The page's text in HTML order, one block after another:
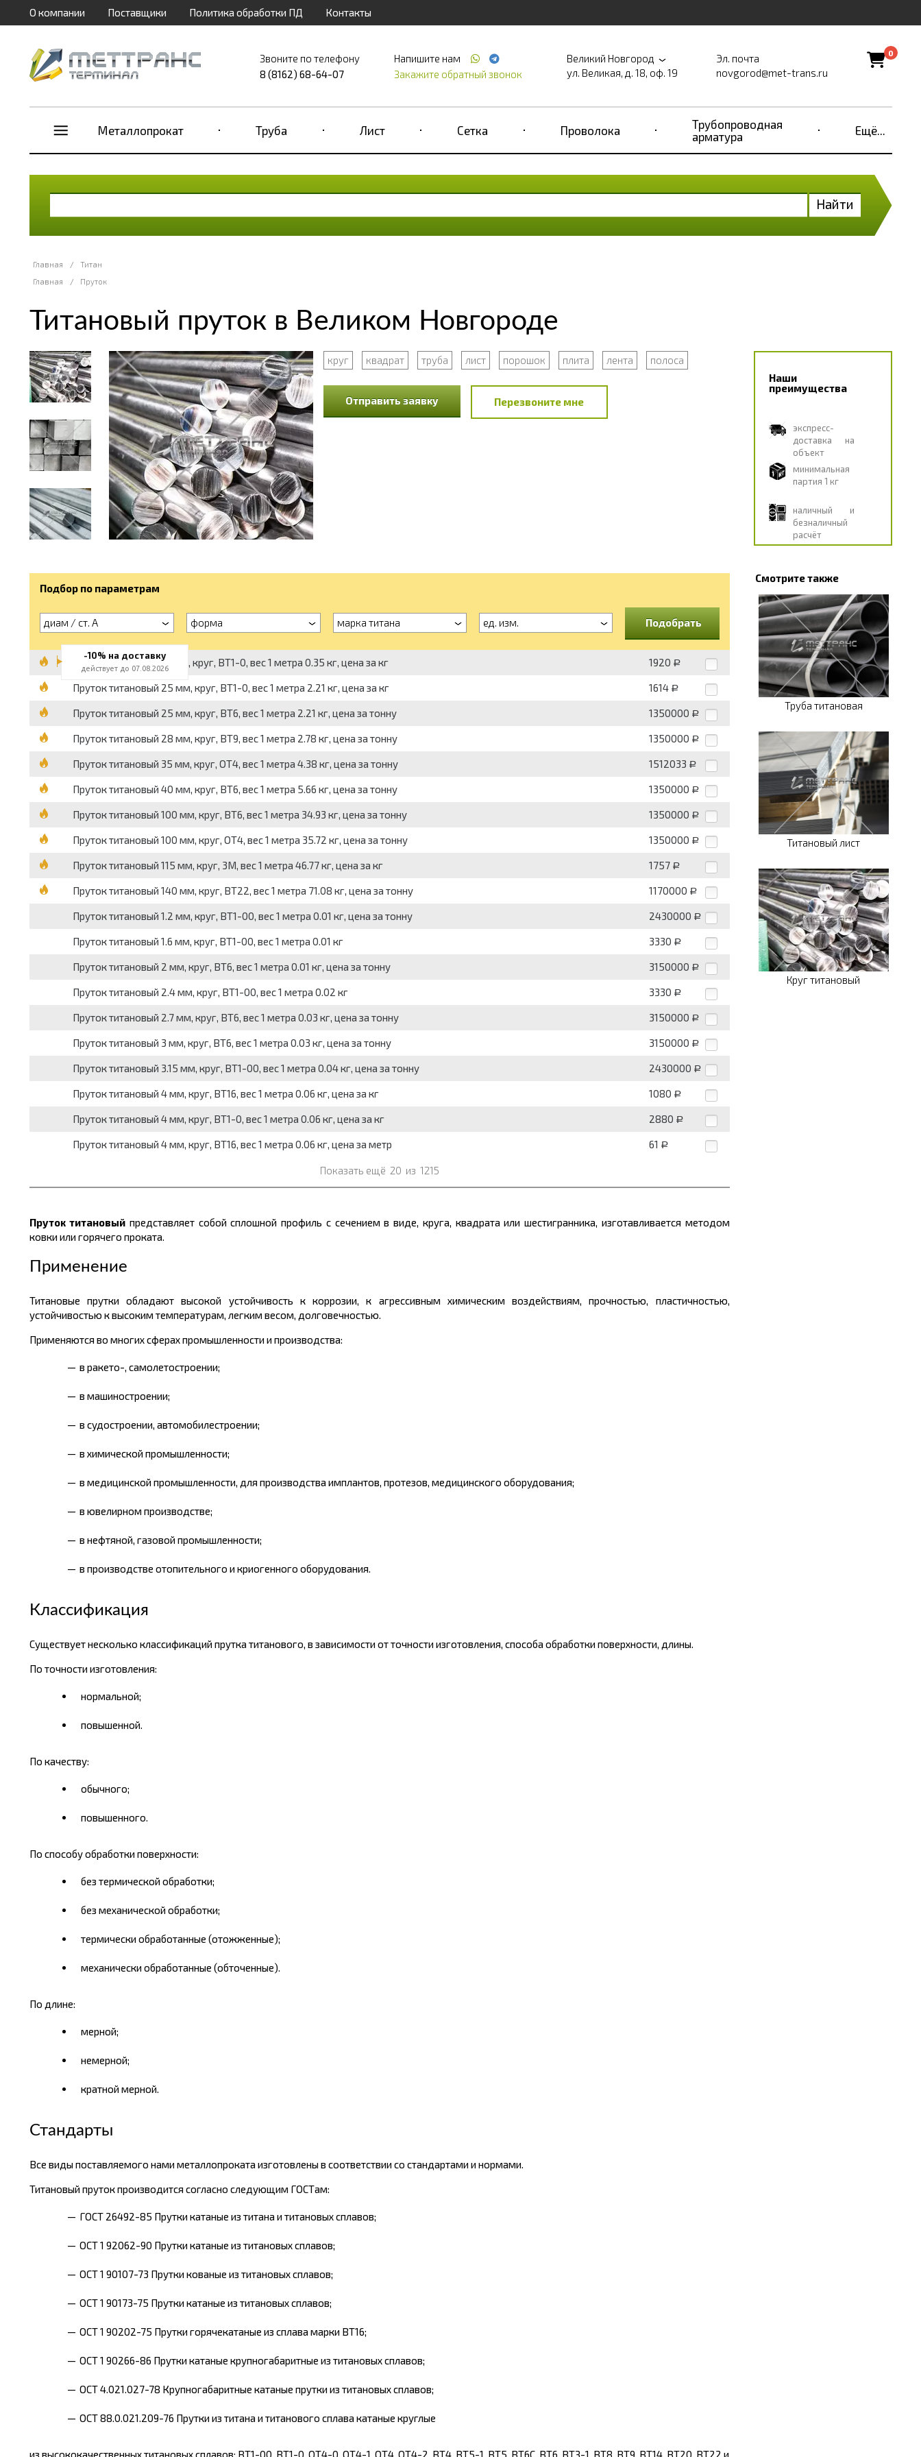
О компании Поставщики Политика обработки ПД Контакты
Звоните по телефону
8 (8162) 68-64-07
Напишите нам
Закажите обратный звонок
Великий Новгород
ул. Великая, д. 18, оф. 19
Эл. почта
novgorod@met-trans.ru
0
Металлопрокат Труба Лист Сетка Проволока
Трубопроводная
арматура
Ещё...
Найти
Главная /
Титан
Главная
/ Пруток
Титановый пруток в Великом Новгороде
круг квадрат труба лист порошок плита лента полоса
Отправить заявку Перезвоните мне
Наши
преимущества
экспресс-
доставка на
объект
минимальная
партия 1 кг
наличный и
безналичный
расчёт
Подбор по параметрам
диам / ст. А форма марка титана ед. изм. Подобрать
Пруток титановый 10 мм, круг, ВТ1-0, вес 1 метра 0.35 кг, цена за кг 1920 Р
Пруток титановый 25 мм, круг, ВТ1-0, вес 1 метра 2.21 кг, цена за кг 1614 Р
Пруток титановый 25 мм, круг, ВТ6, вес 1 метра 2.21 кг, цена за тонну 1350000 Р
Пруток титановый 28 мм, круг, ВТ9, вес 1 метра 2.78 кг, цена за тонну 1350000 Р
Пруток титановый 35 мм, круг, ОТ4, вес 1 метра 4.38 кг, цена за тонну 1512033 Р
Пруток титановый 40 мм, круг, ВТ6, вес 1 метра 5.66 кг, цена за тонну 1350000 Р
Пруток титановый 100 мм, круг, ВТ6, вес 1 метра 34.93 кг, цена за тонну 1350000 Р
Пруток титановый 100 мм, круг, ОТ4, вес 1 метра 35.72 кг, цена за тонну 1350000 Р
Пруток титановый 115 мм, круг, 3М, вес 1 метра 46.77 кг, цена за кг 1757 Р
Пруток титановый 140 мм, круг, ВТ22, вес 1 метра 71.08 кг, цена за тонну 1170000 Р
Пруток титановый 1.2 мм, круг, ВТ1-00, вес 1 метра 0.01 кг, цена за тонну 2430000 Р
Пруток титановый 1.6 мм, круг, ВТ1-00, вес 1 метра 0.01 кг 3330 Р
Пруток титановый 2 мм, круг, ВТ6, вес 1 метра 0.01 кг, цена за тонну 3150000 Р
Пруток титановый 2.4 мм, круг, ВТ1-00, вес 1 метра 0.02 кг 3330 Р
Пруток титановый 2.7 мм, круг, ВТ6, вес 1 метра 0.03 кг, цена за тонну 3150000 Р
Пруток титановый 3 мм, круг, ВТ6, вес 1 метра 0.03 кг, цена за тонну 3150000 Р
Пруток титановый 3.15 мм, круг, ВТ1-00, вес 1 метра 0.04 кг, цена за тонну 2430000 Р
Пруток титановый 4 мм, круг, ВТ16, вес 1 метра 0.06 кг, цена за кг 1080 Р
Пруток титановый 4 мм, круг, ВТ1-0, вес 1 метра 0.06 кг, цена за кг 2880 Р
Пруток титановый 4 мм, круг, ВТ16, вес 1 метра 0.06 кг, цена за метр 61 Р
Показать ещё 20 из 1215
Пруток титановый представляет собой сплошной профиль с сечением в виде, круга, квадрата или шестигранника, изготавливается методом
ковки или горячего проката.
Применение
Титановые прутки обладают высокой устойчивость к коррозии, к агрессивным химическим воздействиям, прочностью, пластичностью,
устойчивостью к высоким температурам, легким весом, долговечностью.
Применяются во многих сферах промышленности и производства:
в ракето-, самолетостроении;
в машиностроении;
в судостроении, автомобилестроении;
в химической промышленности;
в медицинской промышленности, для производства имплантов, протезов, медицинского оборудования;
в ювелирном производстве;
в нефтяной, газовой промышленности;
в производстве отопительного и криогенного оборудования.
Классификация
Существует несколько классификаций прутка титанового, в зависимости от точности изготовления, способа обработки поверхности, длины.
По точности изготовления:
нормальной;
повышенной.
По качеству:
обычного;
повышенного.
По способу обработки поверхности:
без термической обработки;
без механической обработки;
термически обработанные (отожженные);
механически обработанные (обточенные).
По длине:
мерной;
немерной;
кратной мерной.
Стандарты
Все виды поставляемого нами металлопроката изготовлены в соответствии со стандартами и нормами.
Титановый пруток производится согласно следующим ГОСТам:
ГОСТ 26492-85 Прутки катаные из титана и титановых сплавов;
OCT 1 92062-90 Прутки катаные из титановых сплавов;
ОСТ 1 90107-73 Прутки кованые из титановых сплавов;
ОСТ 1 90173-75 Прутки катаные из титановых сплавов;
ОСТ 1 90202-75 Прутки горячекатаные из сплава марки ВТ16;
ОСТ 1 90266-86 Прутки катаные крупногабаритные из титановых сплавов;
ОСТ 4.021.027-78 Крупногабаритные катаные прутки из титановых сплавов;
ОСТ 88.0.021.209-76 Прутки из титана и титанового сплава катаные круглые
из высококачественных титановых сплавов: ВТ1-00, ВТ1-0, ОТ4-0, ОТ4-1, ОТ4, ОТ4-2, ВТ4, BT5-1, ВТ5, ВТ6С, ВТ6, ВТЗ-1, ВТ8, ВТ9, ВТ14, ВТ20, ВТ22 и
Смотрите также
Труба титановая
Титановый лист
Круг титановый
-10% на доставку
действует до 07.08.2026